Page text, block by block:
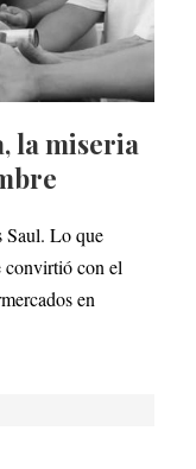
la miseria
Saul. Lo que
convirtió con el
en